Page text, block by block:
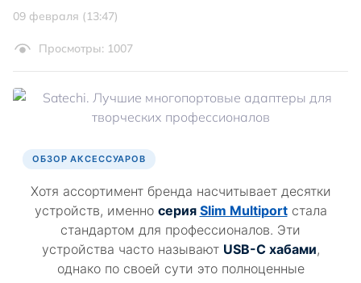
09 февраля (13:47)
Просмотры: 1007
ОБЗОР АКСЕССУАРОВ
Хотя ассортимент бренда насчитывает десятки
устройств, именно серия Slim Multiportстала
стандартом для профессионалов. Эти
устройства часто называют USB-C хабами,
однако по своей сути это полноценные